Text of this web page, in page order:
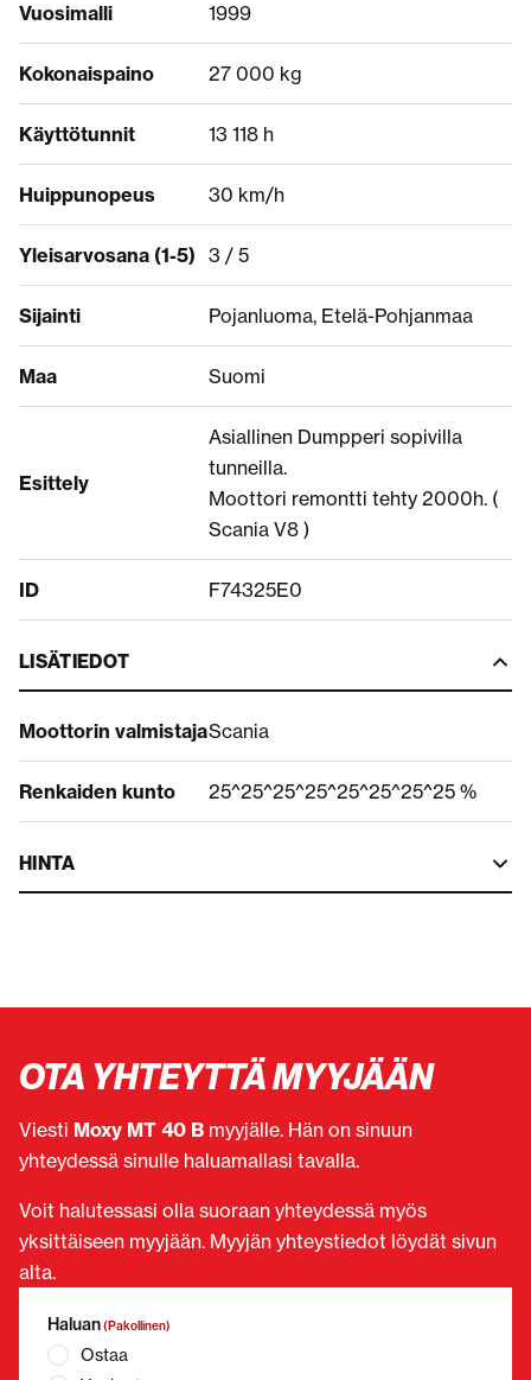
Vuosimalli 1999
Kokonaispaino 27 000 kg
Käyttötunnit 13 118 h
Huippunopeus 30 km/h
Yleisarvosana (1-5) 3 / 5
Sijainti Pojanluoma, Etelä-Pohjanmaa
Maa Suomi
Esittely
Asiallinen Dumpperi sopivilla
tunneilla.
Moottori remontti tehty 2000h. (
Scania V8 )
ID F74325E0
LISÄTIEDOT
Moottorin valmistajaScania
Renkaiden kunto 25^25^25^25^25^25^25^25 %
HINTA
OTA YHTEYTTÄ MYYJÄÄN
Viesti Moxy MT 40 B myyjälle. Hän on sinuun
yhteydessä sinulle haluamallasi tavalla.
Voit halutessasi olla suoraan yhteydessä myös
yksittäiseen myyjään. Myyjän yhteystiedot löydät sivun
alta.
Haluan(Pakollinen)
Ostaa